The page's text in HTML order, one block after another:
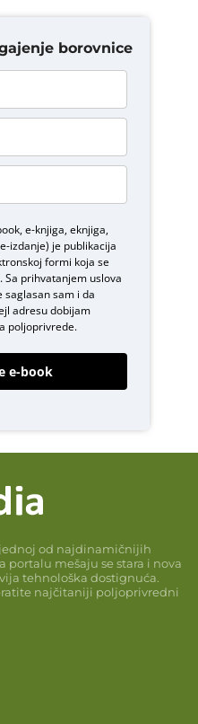
borovnice
e-knjiga, eknjiga,
izdanje) je publikacija
formi koja se
Sa prihvatanjem uslova
saglasan sam i da
adresu dobijam
poljoprivrede.
e-book
od najdinamičnijih
portalu mešaju se stara i nova
tehnološka dostignuća.
najčitaniji poljoprivredni